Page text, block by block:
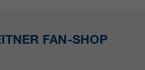
FAN-SHOP